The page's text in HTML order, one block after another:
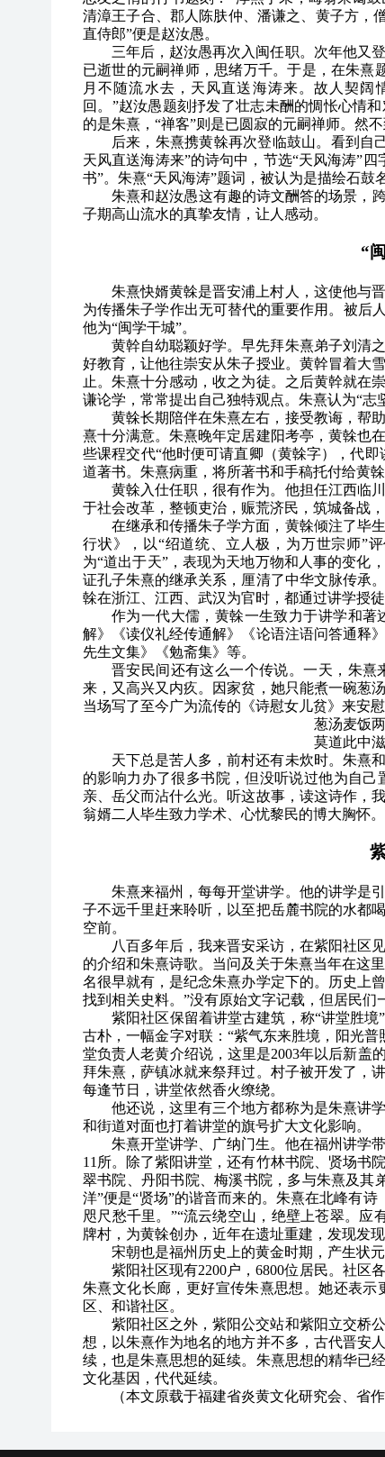
清漳王子合、郡人陈肤仲、潘谦之、黄子方，
直侍郎”便是赵汝愚。
三年后，赵汝愚再次入闽任职。次年他又
已逝世的元嗣禅师，思绪万千。于是，在朱熹
月不随流水去，天风直送海涛来。故人契
回。”赵汝愚题刻抒发了壮志未酬的惆怅心情
的是朱熹，“禅客”则是已圆寂的元嗣禅师。然
后来，朱熹携黄榦再次登临鼓山。看到自
天风直送海涛来”的诗句中，节选“天风海涛”
书”。朱熹“天风海涛”题词，被认为是描绘石鼓
朱熹和赵汝愚这有趣的诗文酬答的场景，
子期高山流水的真挚友情，让人感动。
“
朱熹快婿黄榦是晋安浦上村人，这使他与
为传播朱子学作出无可替代的重要作用。被后
他为“闽学干城”。
黄幹自幼聪颖好学。早先拜朱熹弟子刘清
好教育，让他往崇安从朱子授业。黄幹冒着大
止。朱熹十分感动，收之为徒。之后黄幹就在
谦论学，常常提出自己独特观点。朱熹认为“志
黄榦长期陪伴在朱熹左右，接受教诲，帮
熹十分满意。朱熹晚年定居建阳考亭，黄榦也
些课程交代“他时便可请直卿（黄榦字），代
道著书。朱熹病重，将所著书和手稿托付给黄榦
黄榦入仕任职，很有作为。他担任江西临
于社会改革，整顿吏治，赈荒济民，筑城备战
在继承和传播朱子学方面，黄榦倾注了毕
行状》，以“绍道统、立人极，为万世宗师”
为“道出于天”，表现为天地万物和人事的变化
证孔子朱熹的继承关系，厘清了中华文脉传承
榦在浙江、江西、武汉为官时，都通过讲学授
作为一代大儒，黄榦一生致力于讲学和
解》《读仪礼经传通解》《论语注语问答通释
先生文集》《勉斋集》等。
晋安民间还有这么一个传说。一天，朱
来，又高兴又内疚。因家贫，她只能煮一碗葱
当场写了至今广为流传的《诗慰女儿贫》来安慰
葱汤麦饭
莫道此中
天下总是苦人多，前村还有未炊时。朱熹
的影响力办了很多书院，但没听说过他为自
亲、岳父而沾什么光。听这故事，读这诗作，
翁婿二人毕生致力学术、心忧黎民的博大胸怀。
朱熹来福州，每每开堂讲学。他的讲学是
子不远千里赶来聆听，以至把岳麓书院的水都
空前。
八百多年后，我来晋安采访，在紫阳社区
的介绍和朱熹诗歌。当问及关于朱熹当年在这
名很早就有，是纪念朱熹办学定下的。历史上
找到相关史料。”没有原始文字记载，但居民们
紫阳社区保留着讲堂古建筑，称“讲堂胜
古朴，一幅金字对联：“紫气东来胜境，阳光
堂负责人老黄介绍说，这里是2003年以后新盖
拜朱熹，萨镇冰就来祭拜过。村子被开发了，
每逢节日，讲堂依然香火缭绕。
他还说，这里有三个地方都称为是朱熹讲
和街道对面也打着讲堂的旗号扩大文化影响。
朱熹开堂讲学、广纳门生。他在福州讲学
11所。除了紫阳讲堂，还有竹林书院、贤场书
翠书院、丹阳书院、梅溪书院，多与朱熹及其
洋”便是“贤场”的谐音而来的。朱熹在北峰有
咫尺愁千里。”“流云绕空山，绝壁上苍翠。
牌村，为黄榦创办，近年在遗址重建，发现发现
宋朝也是福州历史上的黄金时期，产生状
紫阳社区现有2200户，6800位居民。社区
朱熹文化长廊，更好宣传朱熹思想。她还表
区、和谐社区。
紫阳社区之外，紫阳公交站和紫阳立交桥
想，以朱熹作为地名的地方并不多，古代晋安
续，也是朱熹思想的延续。朱熹思想的精华已
文化基因，代代延续。
（本文原载于福建省炎黄文化研究会、省